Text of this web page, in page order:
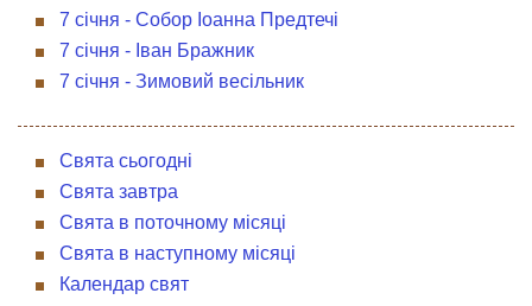
7 січня - Собор Іоанна Предтечі
7 січня - Іван Бражник
7 січня - Зимовий весільник
Свята сьогодні
Свята завтра
Свята в поточному місяці
Свята в наступному місяці
Календар свят